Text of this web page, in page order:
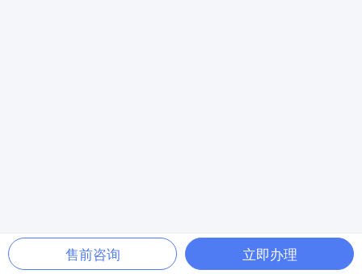
售前咨询 立即办理